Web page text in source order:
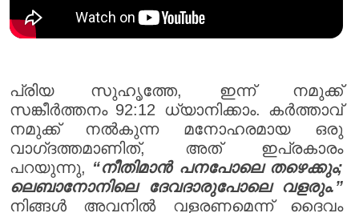
പ്രിയ സുഹൃത്തേ, ഇന്ന് നമുക്ക്
സങ്കീർത്തനം 92:12 ധ്യാനിക്കാം. കർത്താവ്
നമുക്ക് നൽകുന്ന മനോഹരമായ ഒരു
വാഗ്‌ദത്തമാണിത്, അത് ഇപ്രകാരം
പറയുന്നു, “നീതിമാൻ പനപോലെ തഴെക്കും;
ലെബാനോനിലെ ദേവദാരുപോലെ വളരും.”
നിങ്ങൾ അവനിൽ വളരണമെന്ന് ദൈവം